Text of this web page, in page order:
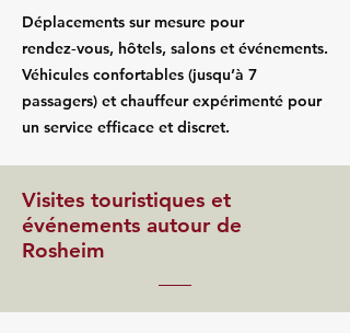
Déplacements sur mesure pour
rendez‑vous, hôtels, salons et événements.
Véhicules confortables (jusqu’à 7
passagers) et chauffeur expérimenté pour
un service efficace et discret.
Visites touristiques et
événements autour de
Rosheim